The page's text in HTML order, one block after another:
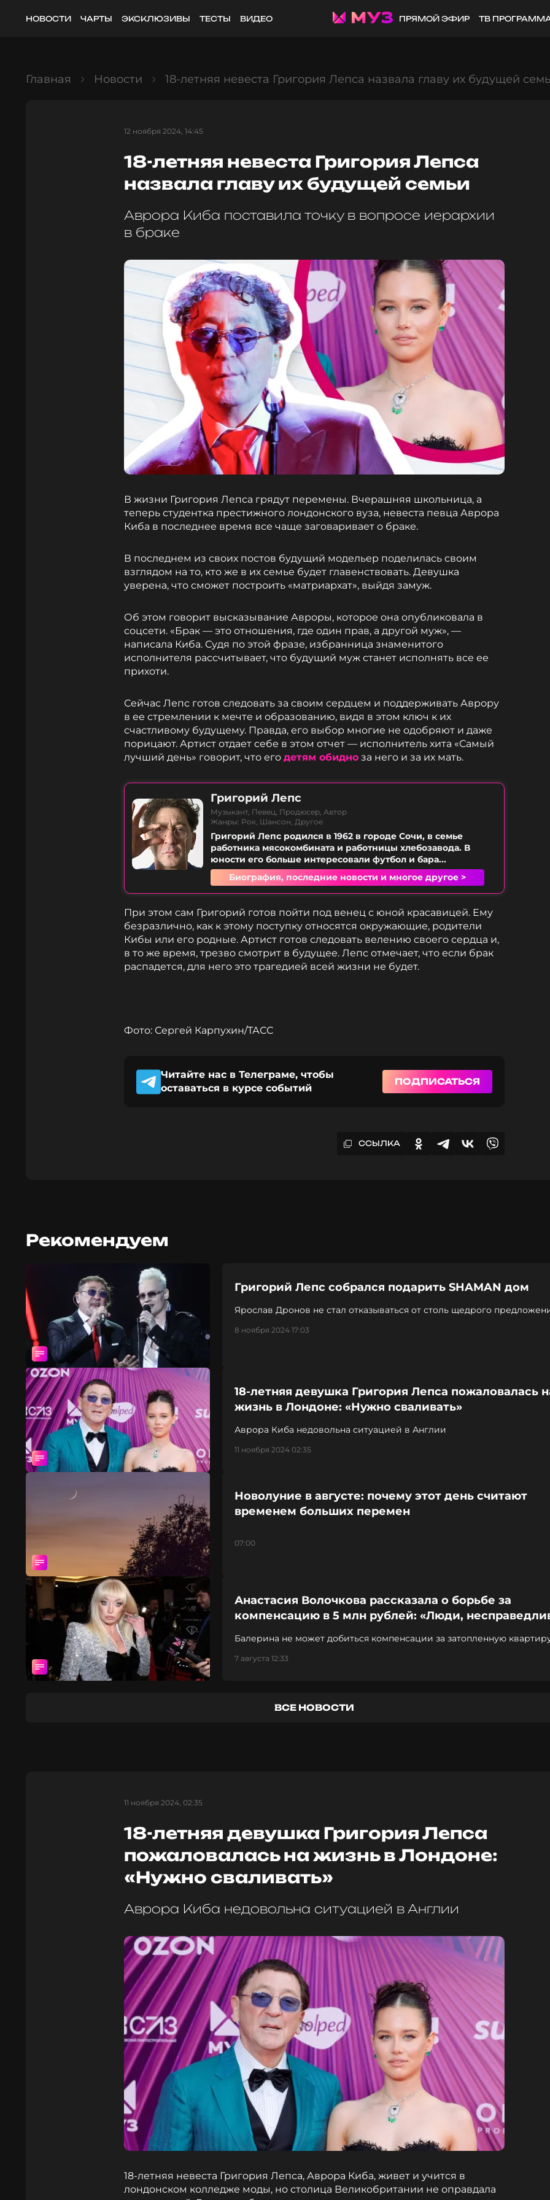
НОВОСТИ ЧАРТЫ ЭКСКЛЮЗИВЫ ТЕСТЫ ВИДЕО ПРЯМОЙ ЭФИР ТВ
Главная Новости 18-летняя невеста Григория Лепса назвала главу их будущей
12 ноября 2024, 14:45
18-летняя невеста Григория Лепса
назвала главу их будущей семьи
Аврора Киба поставила точку в вопросе иерархии
в браке
В жизни Григория Лепса грядут перемены. Вчерашняя школьница, а
теперь студентка престижного лондонского вуза, невеста певца Аврора
Киба в последнее время все чаще заговаривает о браке.
В последнем из своих постов будущий модельер поделилась своим
взглядом на то, кто же в их семье будет главенствовать. Девушка
уверена, что сможет построить «матриархат», выйдя замуж.
Об этом говорит высказывание Авроры, которое она опубликовала в
соцсети. «Брак — это отношения, где один прав, а другой муж», —
написала Киба. Судя по этой фразе, избранница знаменитого
исполнителя рассчитывает, что будущий муж станет исполнять все ее
прихоти.
Сейчас Лепс готов следовать за своим сердцем и поддерживать Аврору
в ее стремлении к мечте и образованию, видя в этом ключ к их
счастливому будущему. Правда, его выбор многие не одобряют и даже
порицают. Артист отдает себе в этом отчет — исполнитель хита «Самый
лучший день» говорит, что его детям обидно за него и за их мать.
Григорий Лепс
Музыкант, Певец, Продюсер, Автор
Жанры: Рок, Шансон, Другое
Григорий Лепс родился в 1962 в городе Сочи, в семье
работника мясокомбината и работницы хлебозавода. В
юности его больше интересовали футбол и бара...
Биография, последние новости и многое другое >
При этом сам Григорий готов пойти под венец с юной красавицей. Ему
безразлично, как к этому поступку относятся окружающие, родители
Кибы или его родные. Артист готов следовать велению своего сердца и,
в то же время, трезво смотрит в будущее. Лепс отмечает, что если брак
распадется, для него это трагедией всей жизни не будет.
Фото: Сергей Карпухин/ТАСС
Читайте нас в Телеграме, чтобы
оставаться в курсе событий
ПОДПИСАТЬСЯ
ССЫЛКА
Рекомендуем
Григорий Лепс собрался подарить SHAMAN дом
Ярослав Дронов не стал отказываться от столь щедрого
8 ноября 2024 17:03
18-летняя девушка Григория Лепса пожаловалась
жизнь в Лондоне: «Нужно сваливать»
Аврора Киба недовольна ситуацией в Англии
11 ноября 2024 02:35
Новолуние в августе: почему этот день считают
временем больших перемен
07:00
Анастасия Волочкова рассказала о борьбе за
компенсацию в 5 млн рублей: «Люди,
Балерина не может добиться компенсации за затопленную
7 августа 12:33
ВСЕ НОВОСТИ
11 ноября 2024, 02:35
18-летняя девушка Григория Лепса
пожаловалась на жизнь в Лондоне:
«Нужно сваливать»
Аврора Киба недовольна ситуацией в Англии
18-летняя невеста Григория Лепса, Аврора Киба, живет и учится в
лондонском колледже моды, но столица Великобритании не оправдала